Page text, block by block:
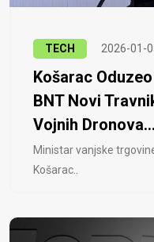
TECH 2026-01-
Košarac
BNT Novi
Vojnih Dronova...
Ministar vanjske
Košarac..